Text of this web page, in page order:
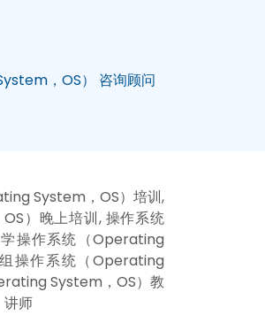
，OS） 咨询顾问
System，OS）培训,
）晚上培训, 操作系统
操作系统（Operating
操作系统（Operating
System，OS）教
师